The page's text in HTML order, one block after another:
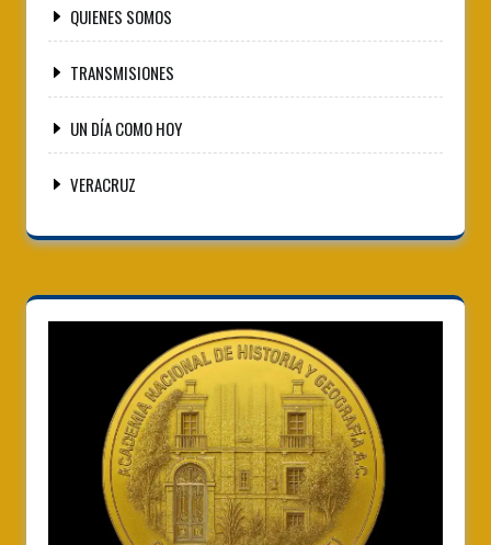
QUIENES SOMOS
TRANSMISIONES
UN DÍA COMO HOY
VERACRUZ